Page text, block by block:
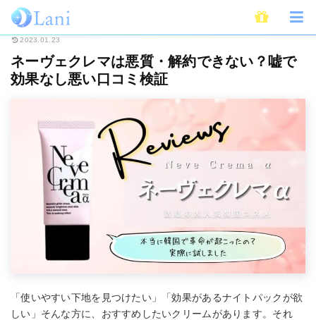
ホーム Beauty ネーヴェクレマは悪質・解約できない？嘘で効果なし悪い
2023.01.23
ネーヴェクレマは悪質・解約できない？嘘で
効果なし悪い口コミ検証
「使いやすい下地を見つけたい」「効果があるナイトパックが欲
しい」そんな方に、おすすめしたいクリームがあります。それ